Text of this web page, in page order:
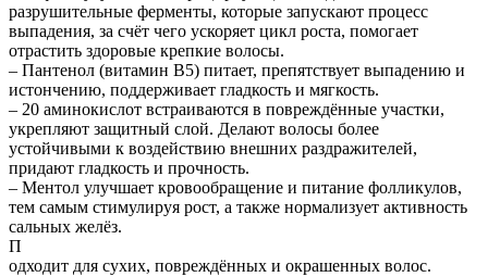
разрушительные ферменты, которые запускают процесс
выпадения, за счёт чего ускоряет цикл роста, помогает
отрастить здоровые крепкие волосы.
– Пантенол (витамин B5) питает, препятствует выпадению и
истончению, поддерживает гладкость и мягкость.
– 20 аминокислот встраиваются в повреждённые участки,
укрепляют защитный слой. Делают волосы более
устойчивыми к воздействию внешних раздражителей,
придают гладкость и прочность.
– Ментол улучшает кровообращение и питание фолликулов,
тем самым стимулируя рост, а также нормализует активность
сальных желёз.
П
одходит для сухих, повреждённых и окрашенных волос.